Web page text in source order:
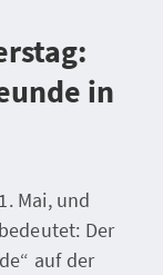
in
Mai, und
Der
auf der